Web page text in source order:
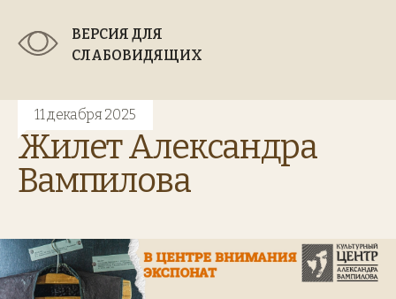
ВЕРСИЯ ДЛЯ
СЛАБОВИДЯЩИХ
11 декабря 2025
Жилет Александра
Вампилова